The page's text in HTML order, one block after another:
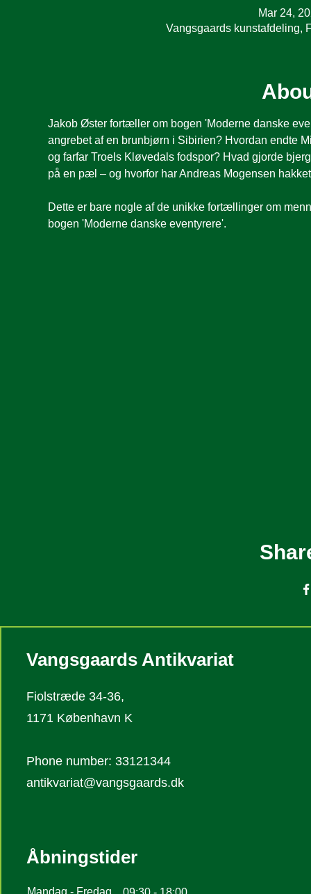
Mar 24,
Vangsgaards kunstafdeling,
Jakob Øster fortæller om bogen 'Moderne danske
angrebet af en brunbjørn i Sibirien? Hvordan endte
og farfar Troels Kløvedals fodspor? Hvad gjorde
på en pæl – og hvorfor har Andreas Mogensen
Dette er bare nogle af de unikke fortællinger om
bogen 'Moderne danske eventyrere'.
Vangsgaards Antikvariat
Fiolstræde 34-36,
1171 København K
Phone number: 33121344
antikvariat@vangsgaards.dk
Åbningstider
Mandag - Fredag